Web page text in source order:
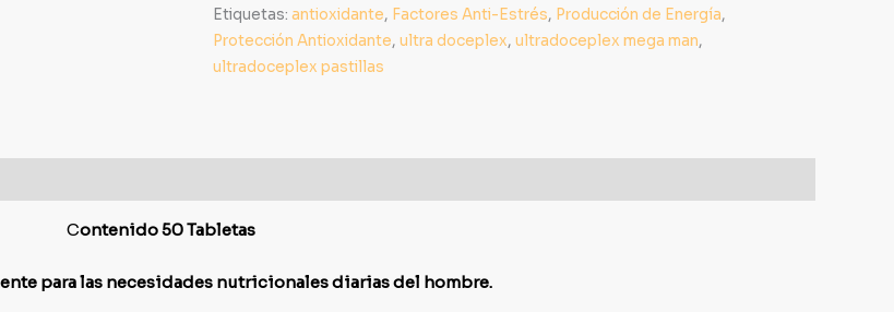
Etiquetas: antioxidante, Factores Anti-Estrés, Producción de Energía,
Protección Antioxidante, ultra doceplex, ultradoceplex mega man,
ultradoceplex pastillas
Contenido 50 Tabletas
para las necesidades nutricionales diarias del hombre.